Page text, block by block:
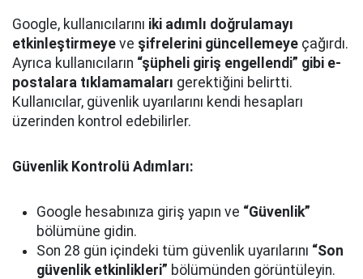
Google, kullanıcılarını iki adımlı doğrulamayı
etkinleştirmeye ve şifrelerini güncellemeye çağırdı.
Ayrıca kullanıcıların “şüpheli giriş engellendi” gibi e-
postalara tıklamamaları gerektiğini belirtti.
Kullanıcılar, güvenlik uyarılarını kendi hesapları
üzerinden kontrol edebilirler.
Güvenlik Kontrolü Adımları:
Google hesabınıza giriş yapın ve “Güvenlik”
bölümüne gidin.
Son 28 gün içindeki tüm güvenlik uyarılarını “Son
güvenlik etkinlikleri” bölümünden görüntüleyin.